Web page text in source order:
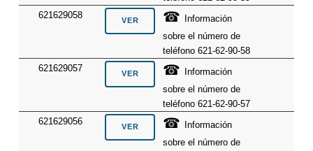
621629058
☎
Información
sobre el número de
teléfono 621-62-90-58
621629057
☎
Información
sobre el número de
teléfono 621-62-90-57
621629056
☎
Información
sobre el número de